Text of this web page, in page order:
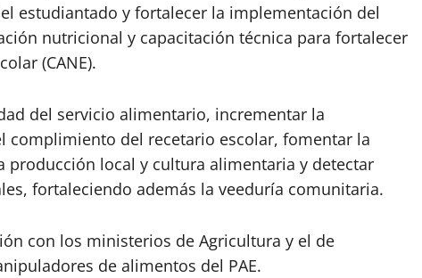
estudiantado y fortalecer la implementación del
nutricional y capacitación técnica para fortalecer
(CANE).
del servicio alimentario, incrementar la
complimiento del recetario escolar, fomentar la
local y cultura alimentaria y detectar
fortaleciendo además la veeduría comunitaria.
con los ministerios de Agricultura y el de
de alimentos del PAE.